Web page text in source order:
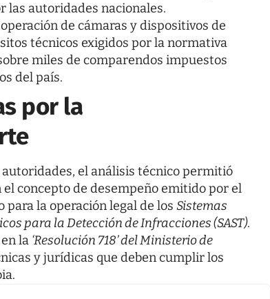
las autoridades nacionales.
de cámaras y dispositivos de
técnicos exigidos por la normativa
miles de comparendos impuestos
del país.
por la
el análisis técnico permitió
concepto de desempeño emitido por el
la operación legal de los Sistemas
para la Detección de Infracciones (SAST).
la ‘Resolución 718’ del Ministerio de
y jurídicas que deben cumplir los